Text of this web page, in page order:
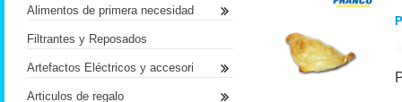
Alimentos de primera necesidad
Filtrantes y Reposados
Artefactos Eléctricos y accesori
Articulos de regalo